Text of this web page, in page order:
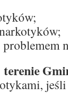
terenie